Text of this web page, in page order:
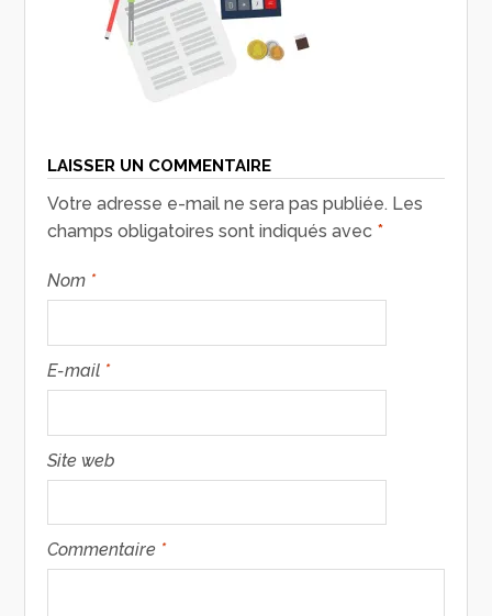
LAISSER UN COMMENTAIRE
Votre adresse e-mail ne sera pas publiée. Les
champs obligatoires sont indiqués avec *
Nom *
E-mail *
Site web
Commentaire *